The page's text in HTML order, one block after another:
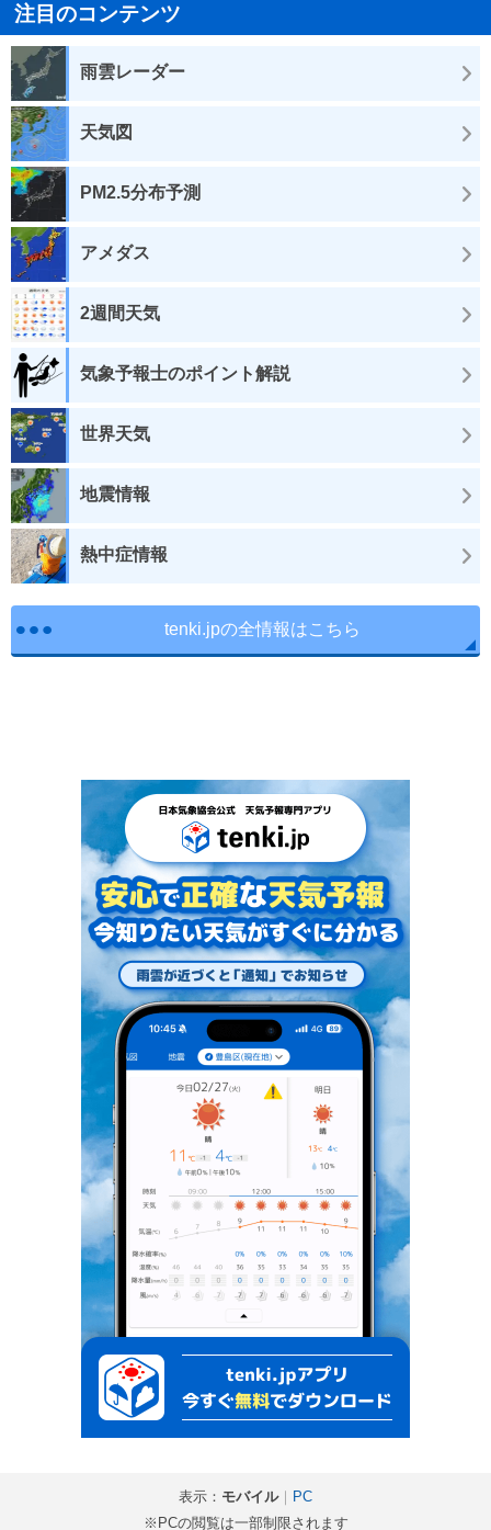
注目のコンテンツ
雨雲レーダー
天気図
PM2.5分布予測
アメダス
2週間天気
気象予報士のポイント解説
世界天気
地震情報
熱中症情報
tenki.jpの全情報はこちら
表示： モバイル｜ PC
※PCの閲覧は一部制限されます